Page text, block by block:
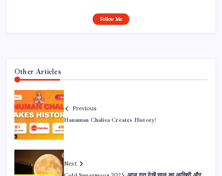
Follow Me
Other Articles
Previous
Hanuman Chalisa Creates History!
Next